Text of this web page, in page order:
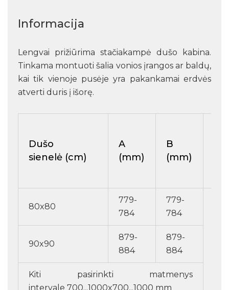
Informacija
Lengvai prižiūrima stačiakampė dušo kabina.
Tinkama montuoti šalia vonios įrangos ar baldų,
kai tik vienoje pusėje yra pakankamai erdvės
atverti duris į išorę.
Dušo
sienelė (cm)
A
(mm)
B
(mm)
80x80
779-
784
779-
784
90x90
879-
884
879-
884
Kiti pasirinkti matmenys
intervale 700...1000x700...1000 mm